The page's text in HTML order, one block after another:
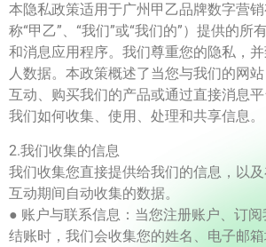
本隐私政策适用于广州甲乙品牌数字营
称“甲乙”、“我们”或“我们的”）提供的所
和消息应用程序。我们尊重您的隐私，
人数据。本政策概述了当您与我们的网
互动、购买我们的产品或通过直接消息平
我们如何收集、使用、处理和共享信息。
2.我们收集的信息
我们收集您直接提供给我们的信息，以
互动期间自动收集的数据。
● 账户与联系信息：当您注册账户、订
结账时，我们会收集您的姓名、电子邮